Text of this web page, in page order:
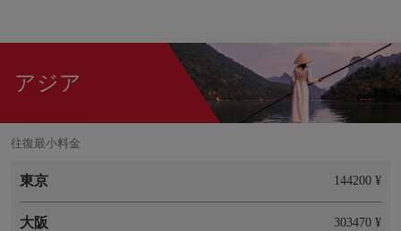
アジア
往復最小料金
東京 144200 ¥
大阪 303470 ¥